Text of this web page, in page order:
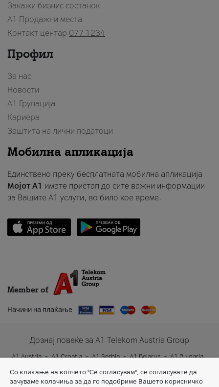
Закажи бизнис состанок
A1 Продажни места
Контакт центар 077 1234
Профил
За нас
Новости
А1 Групација
Кариера
Заштита на лични податоци
Мобилна апликација
Единствено преку бесплатната мобилна апликација
Мојот A1 имате пристап до сите важни информации
за Вашите A1 услуги, во било кое време.
Member of
Начини на плаќање
Дознај повеќе за A1 Telekom Austria Group
A1 Austria A1 Croatia A1 Serbia A1 Belarus
A1 Bulgaria
A1 Slovenia
A1 Digital
Со кликање на копчето "Се согласувам", се согласувате да
зачуваме колачиња за да го подобриме Вашето корисничко